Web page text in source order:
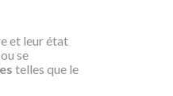
et leur état
se
telles que le